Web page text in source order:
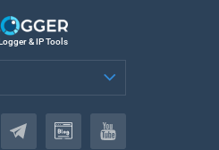
& IP Tools